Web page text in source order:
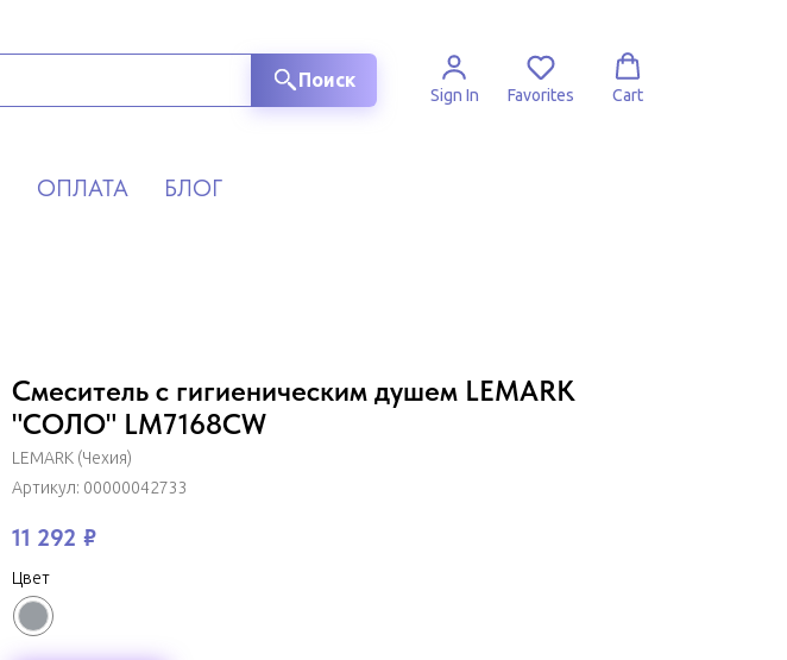
Поиск
Sign In Favorites Cart
ОПЛАТА БЛОГ
Смеситель с гигиеническим душем LEMARK
"СОЛО" LM7168CW
LEMARK (Чехия)
Артикул: 00000042733
11 292 ₽
Цвет